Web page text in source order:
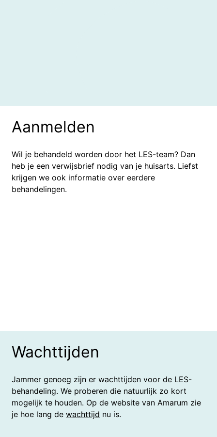
Aanmelden
Wil je behandeld worden door het LES-team? Dan
heb je een verwijsbrief nodig van je huisarts. Liefst
krijgen we ook informatie over eerdere
behandelingen.
Wachttijden
Jammer genoeg zijn er wachttijden voor de LES-
behandeling. We proberen die natuurlijk zo kort
mogelijk te houden. Op de website van Amarum zie
je hoe lang de wachttijd nu is.